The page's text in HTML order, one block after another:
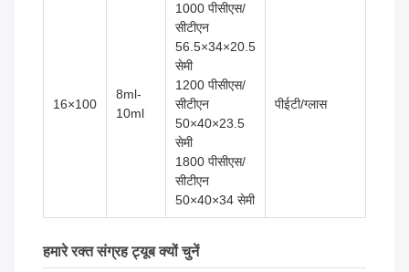
16×100
8ml-
10ml
1000 पीसीएस/
सीटीएन
56.5×34×20.5
सेमी
1200 पीसीएस/
सीटीएन
50×40×23.5
सेमी
1800 पीसीएस/
सीटीएन
50×40×34 सेमी
पीईटी/ग्लास
हमारे रक्त संग्रह ट्यूब क्यों चुनें